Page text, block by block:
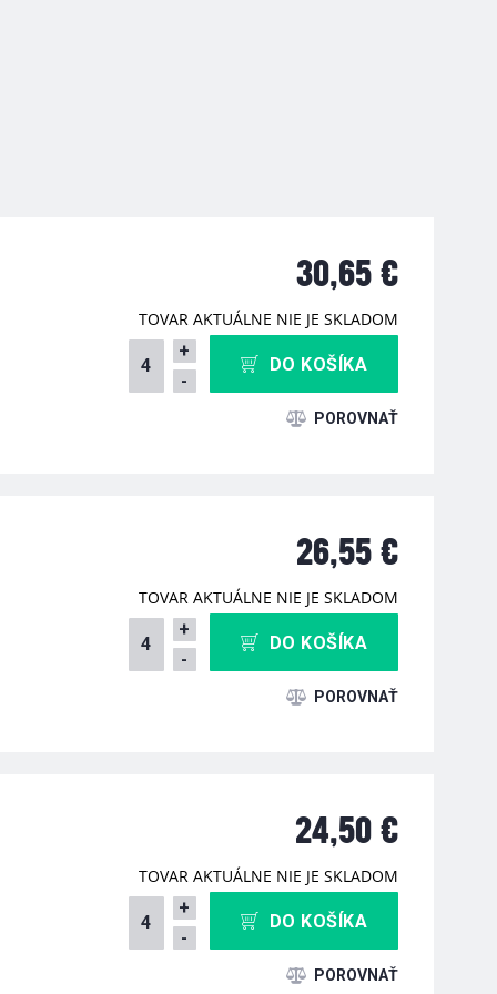
30,65 €
TOVAR AKTUÁLNE NIE JE SKLADOM
+
-
DO KOŠÍKA
26,55 €
TOVAR AKTUÁLNE NIE JE SKLADOM
+
-
DO KOŠÍKA
24,50 €
TOVAR AKTUÁLNE NIE JE SKLADOM
+
-
DO KOŠÍKA